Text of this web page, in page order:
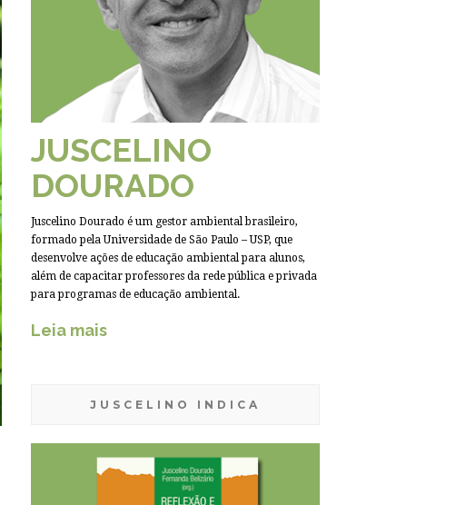
JUSCELINO
DOURADO
Juscelino Dourado é um gestor ambiental brasileiro,
formado pela Universidade de São Paulo – USP, que
desenvolve ações de educação ambiental para alunos,
além de capacitar professores da rede pública e privada
para programas de educação ambiental.
Leia mais
JUSCELINO INDICA